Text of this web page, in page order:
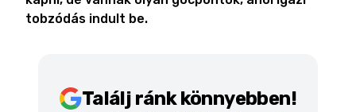
tobzódás indult be.
Találj ránk könnyebben!